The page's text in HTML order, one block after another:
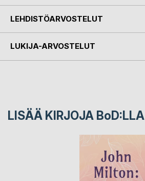
LEHDISTÖARVOSTELUT
LUKIJA-ARVOSTELUT
LISÄÄ KIRJOJA BoD:LLA